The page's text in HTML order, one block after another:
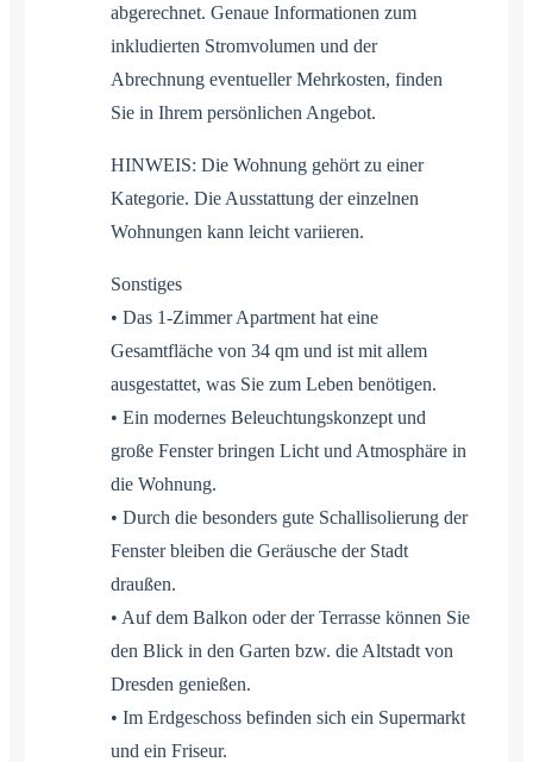
abgerechnet. Genaue Informationen zum
inkludierten Stromvolumen und der
Abrechnung eventueller Mehrkosten, finden
Sie in Ihrem persönlichen Angebot.
HINWEIS: Die Wohnung gehört zu einer
Kategorie. Die Ausstattung der einzelnen
Wohnungen kann leicht variieren.
Sonstiges
• Das 1-Zimmer Apartment hat eine
Gesamtfläche von 34 qm und ist mit allem
ausgestattet, was Sie zum Leben benötigen.
• Ein modernes Beleuchtungskonzept und
große Fenster bringen Licht und Atmosphäre in
die Wohnung.
• Durch die besonders gute Schallisolierung der
Fenster bleiben die Geräusche der Stadt
draußen.
• Auf dem Balkon oder der Terrasse können Sie
den Blick in den Garten bzw. die Altstadt von
Dresden genießen.
• Im Erdgeschoss befinden sich ein Supermarkt
und ein Friseur.